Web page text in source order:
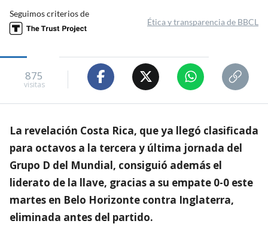
Seguimos criterios de
Ética y transparencia de BBCL
875
visitas
La revelación Costa Rica, que ya llegó clasificada
para octavos a la tercera y última jornada del
Grupo D del Mundial, consiguió además el
liderato de la llave, gracias a su empate 0-0 este
martes en Belo Horizonte contra Inglaterra,
eliminada antes del partido.